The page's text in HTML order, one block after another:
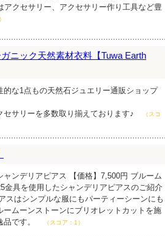
クセサリー、アクセサリー作り工具など豊
ニック天然素材衣料【Tuwa Earth
な1点もの天然石ジュエリー通販ショップ
サリーを多数取り揃えております♪
（スコ
ャンデリアピアス 【価格】7,500円 ブルーム
金具を使用したシャンデリアピアスのご紹介
スはシンプルな服にもパーティーシーンにも
ムーンストーンにブリオレットカットを施
品です。
（スコア：1）